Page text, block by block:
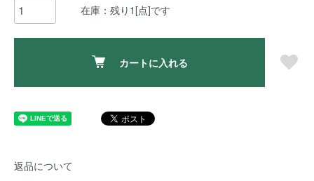
在庫：残り1[点]です
カートに入れる
返品について